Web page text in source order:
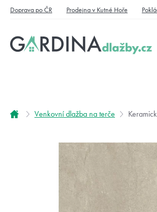
Doprava po ČR Prodejna v Kutné Hoře
DomůVenkovní dlažba na terče